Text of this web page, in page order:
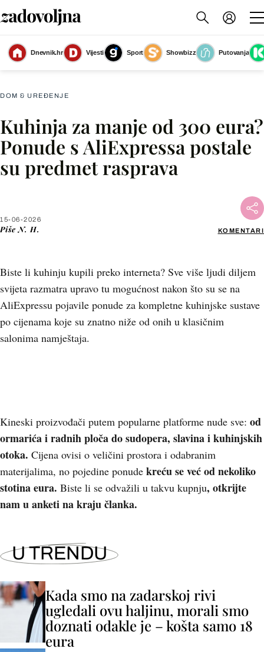
Dnevnik.hr Vijesti Sport Showbizz
Putovanja
Kuhinje s AliExpressa(Foto: AliExpress)
DOM & UREĐENJE
Kuhinja za manje od 300 eura?
Ponude s AliExpressa postale
su predmet rasprava
15-06-2026
Piše N. H. KOMENTARI
Biste li kuhinju kupili preko interneta? Sve više ljudi diljem
svijeta razmatra upravo tu mogućnost nakon što su se na
AliExpressu pojavile ponude za kompletne kuhinjske sustave
po cijenama koje su znatno niže od onih u klasičnim
salonima namještaja.
Facebook
X
Kineski proizvođači putem popularne platforme nude sve: od
ormarića i radnih ploča do sudopera, slavina i kuhinjskih
otoka. Cijena ovisi o veličini prostora i odabranim
materijalima, no pojedine ponude kreću se već od nekoliko
stotina eura. Biste li se odvažili u takvu kupnju, otkrijte
nam u anketi na kraju članka.
U TRENDU
Kada smo na zadarskoj rivi
ugledali ovu haljinu, morali smo
doznati odakle je – košta samo 18
eura